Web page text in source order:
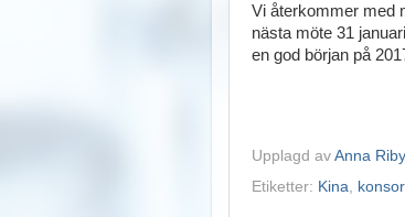
Vi återkommer med
nästa möte 31
en god början på
Upplagd av Anna Riby
Etiketter: Kina,